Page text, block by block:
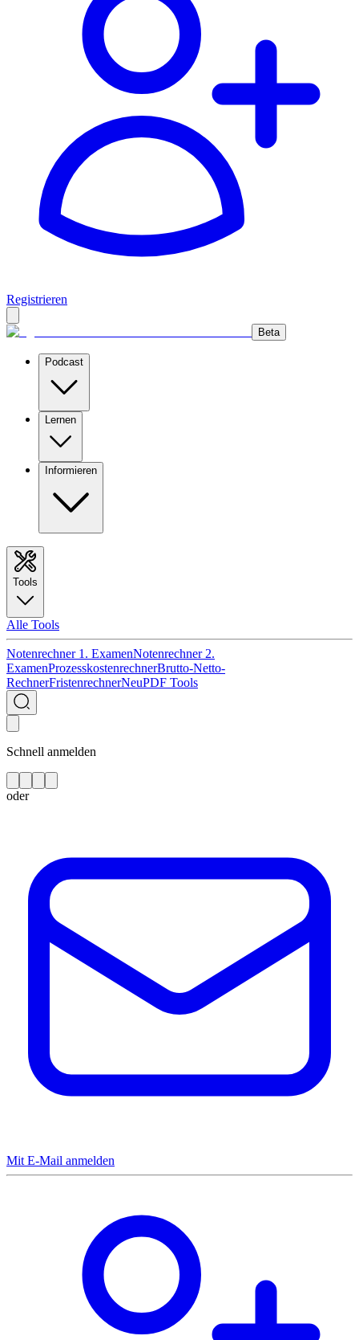
Registrieren
Beta
Podcast
Lernen
Informieren
Tools
Alle Tools
Notenrechner 1. ExamenNotenrechner 2.
ExamenProzesskostenrechnerBrutto-Netto-
RechnerFristenrechnerNeuPDF Tools
Schnell anmelden
oder
Mit E-Mail anmelden